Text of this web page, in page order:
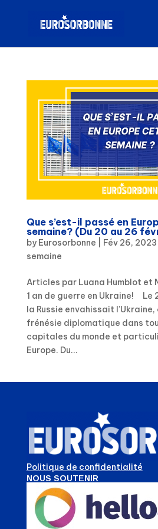
Que s’est-il passé en
semaine? (Du 20 au 26
by Eurosorbonne Fév 26, 2023
semaine
Articles par Luana Humblot et
1 an de guerre en Ukraine! Le
la Russie envahissait
frénésie diplomatique dans
capitales du monde et
Europe. Du...
Politique de confidentialité
NOUS SOUTENIR